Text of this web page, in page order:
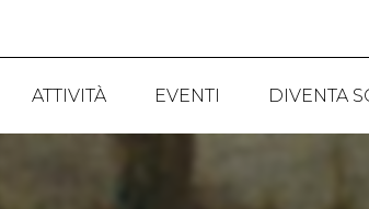
ATTIVITÀ
EVENTI DIVENTA